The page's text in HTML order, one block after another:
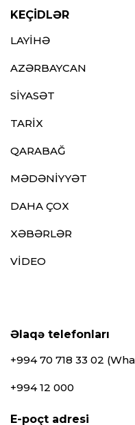
KEÇİDLƏR
LAYİHƏ
AZƏRBAYCAN
SİYASƏT
TARİX
QARABAĞ
MƏDƏNİYYƏT
DAHA ÇOX
XƏBƏRLƏR
VİDEO
Əlaqə telefonları
+994 70 718 33 02
+994 12 000
E-poçt adresi